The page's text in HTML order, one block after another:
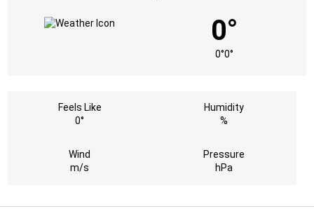
0°
0°0°
Feels Like
0°
Humidity
%
Wind
m/s
Pressure
hPa